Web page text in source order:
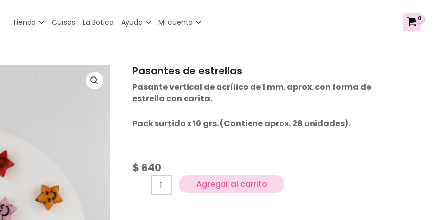
Tienda Cursos La Botica Ayuda Mi cuenta
Pasantes de estrellas
Pasante vertical de acrílico de 1 mm. aprox. con forma de
estrella con carita.
Pack surtido x 10 grs. (Contiene aprox. 28 unidades).
$ 640
Pasantes
estrellas
cantidad
Agregar al carrito